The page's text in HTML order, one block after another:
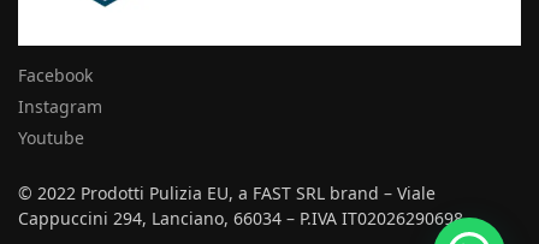
Facebook
Instagram
Youtube
© 2022 Prodotti Pulizia EU, a FAST SRL brand – Viale
Cappuccini 294, Lanciano, 66034 – P.IVA IT02026290698